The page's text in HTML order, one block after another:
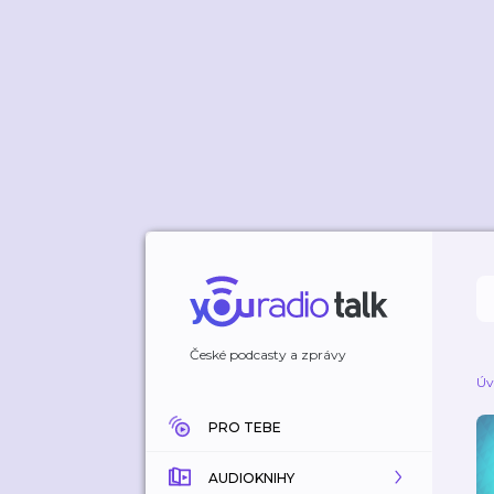
České podcasty a zprávy
PRO TEBE
AUDIOKNIHY